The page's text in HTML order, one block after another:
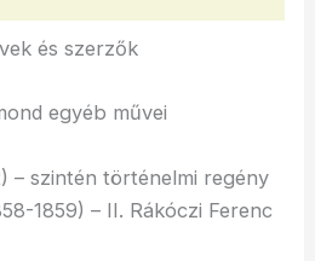
és szerzők
egyéb művei
– szintén történelmi regény
1859) – II. Rákóczi Ferenc